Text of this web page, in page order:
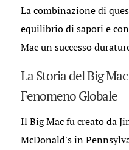
La combinazione di
equilibrio di sapori e
Mac un successo
La Storia del Big
Fenomeno Globale
Il Big Mac fu creato da
McDonald's in